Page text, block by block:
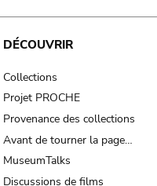
DÉCOUVRIR
Collections
Projet PROCHE
Provenance des collections
Avant de tourner la page…
MuseumTalks
Discussions de films